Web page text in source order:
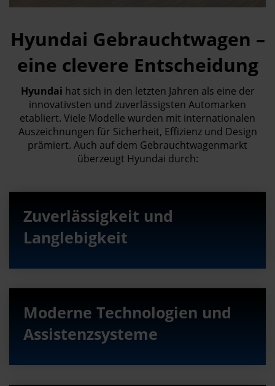
Hyundai Gebrauchtwagen –
eine clevere Entscheidung
Hyundai hat sich in den letzten Jahren als eine der
innovativsten und zuverlässigsten Automarken
etabliert. Viele Modelle wurden mit internationalen
Auszeichnungen für Sicherheit, Effizienz und Design
prämiert. Auch auf dem Gebrauchtwagenmarkt
überzeugt Hyundai durch:
Zuverlässigkeit und
Langlebigkeit
Moderne Technologien und
Assistenzsysteme